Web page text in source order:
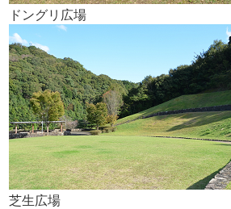
ドングリ広場
芝生広場